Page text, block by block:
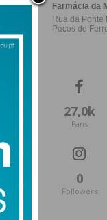
27,0k
Fans
0
Followers